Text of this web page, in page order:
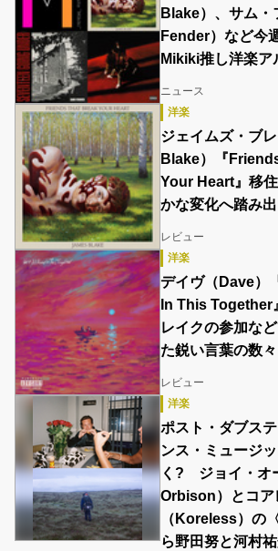
Blake）、サム・
Fender）など今
Mikiki推し洋楽ア
ニュース
洋楽
ジェイムズ・ブ
Blake）『
Your Heart』移
かな変化へ踏み
レビュー
洋楽
デイヴ（Dave）
In This Together
レイクの参加な
た鋭い言葉の数々
レビュー
洋楽
ポスト・ダブス
ンス・ミュージ
く? ジョイ・オ
Orbison）とコア
（Koreless）の
ら野田努と河村